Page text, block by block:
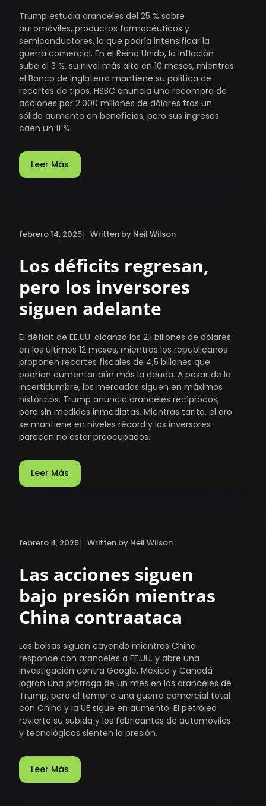
Trump estudia aranceles del 25 % sobre
automóviles, productos farmacéuticos y
semiconductores, lo que podría intensificar la
guerra comercial. En el Reino Unido, la inflación
sube al 3 %, su nivel más alto en 10 meses, mientras
el Banco de Inglaterra mantiene su política de
recortes de tipos. HSBC anuncia una recompra de
acciones por 2.000 millones de dólares tras un
sólido aumento en beneficios, pero sus ingresos
caen un 11 %
Leer Más
febrero 14, 2025| Written by Neil Wilson
Los déficits regresan,
pero los inversores
siguen adelante
El déficit de EE.UU. alcanza los 2,1 billones de dólares
en los últimos 12 meses, mientras los republicanos
proponen recortes fiscales de 4,5 billones que
podrían aumentar aún más la deuda. A pesar de la
incertidumbre, los mercados siguen en máximos
históricos. Trump anuncia aranceles recíprocos,
pero sin medidas inmediatas. Mientras tanto, el oro
se mantiene en niveles récord y los inversores
parecen no estar preocupados.
Leer Más
febrero 4, 2025| Written by Neil Wilson
Las acciones siguen
bajo presión mientras
China contraataca
Las bolsas siguen cayendo mientras China
responde con aranceles a EE.UU. y abre una
investigación contra Google. México y Canadá
logran una prórroga de un mes en los aranceles de
Trump, pero el temor a una guerra comercial total
con China y la UE sigue en aumento. El petróleo
revierte su subida y los fabricantes de automóviles
y tecnológicas sienten la presión.
Leer Más